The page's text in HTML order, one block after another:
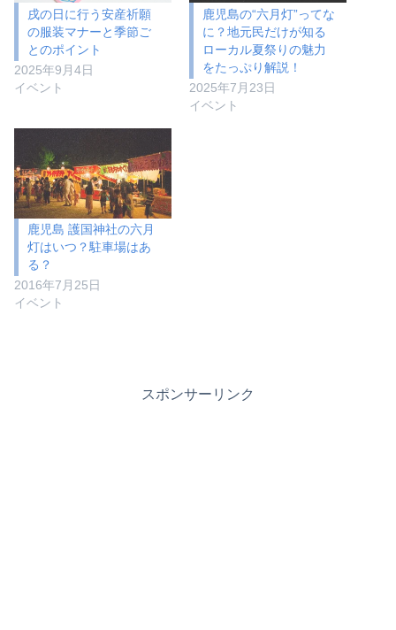
戌の日に行う安産祈願
の服装マナーと季節ご
とのポイント
2025年9月4日
イベント
鹿児島の“六月灯”ってな
に？地元民だけが知る
ローカル夏祭りの魅力
をたっぷり解説！
2025年7月23日
イベント
鹿児島 護国神社の六月
灯はいつ？駐車場はあ
る？
2016年7月25日
イベント
スポンサーリンク